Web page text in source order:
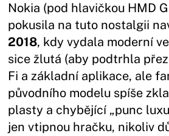
Nokia (pod hlavičkou HMD
pokusila na tuto nostalgii
2018, kdy vydala moderní
sice žlutá (aby podtrhla
Fi a základní aplikace, ale
původního modelu spíše
plasty a chybějící „punc
jen vtipnou hračku, nikoliv